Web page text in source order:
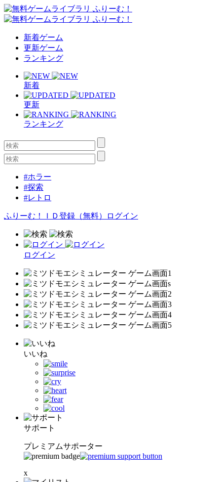
新着ゲーム
更新ゲーム
ランキング
新着
更新
ランキング
#ホラー
#探索
#レトロ
ふりーむ！ＩＤ登録（無料） ログイン
ログイン
いいね
サポート
プレミアムサポーター
x